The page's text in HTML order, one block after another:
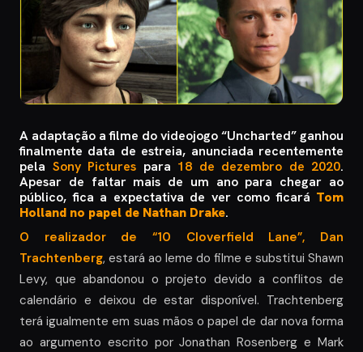
A adaptação a filme do videojogo “Uncharted” ganhou
finalmente data de estreia, anunciada recentemente
pela Sony Pictures para 18 de dezembro de 2020.
Apesar de faltar mais de um ano para chegar ao
público, fica a expectativa de ver como ficará Tom
Holland no papel de Nathan Drake.
O realizador de “10 Cloverfield Lane”, Dan
Trachtenberg, estará ao leme do filme e substitui Shawn
Levy, que abandonou o projeto devido a conflitos de
calendário e deixou de estar disponível. Trachtenberg
terá igualmente em suas mãos o papel de dar nova forma
ao argumento escrito por Jonathan Rosenberg e Mark